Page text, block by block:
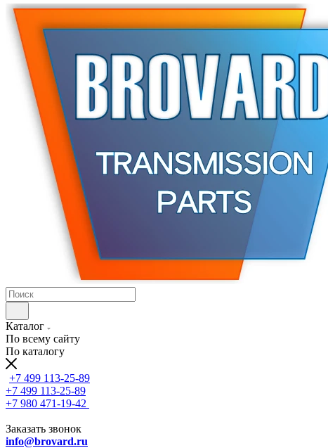
Каталог
По всему сайту
По каталогу
+7 499 113-25-89
+7 499 113-25-89
+7 980 471-19-42
Заказать звонок
info@brovard.ru